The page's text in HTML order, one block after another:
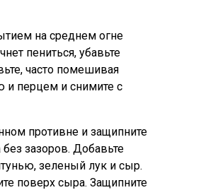
на среднем огне
пениться, убавьте
часто помешивая
и перцем и снимите с
противне и защипните
зазоров. Добавьте
зеленый лук и сыр.
поверх сыра. Защипните